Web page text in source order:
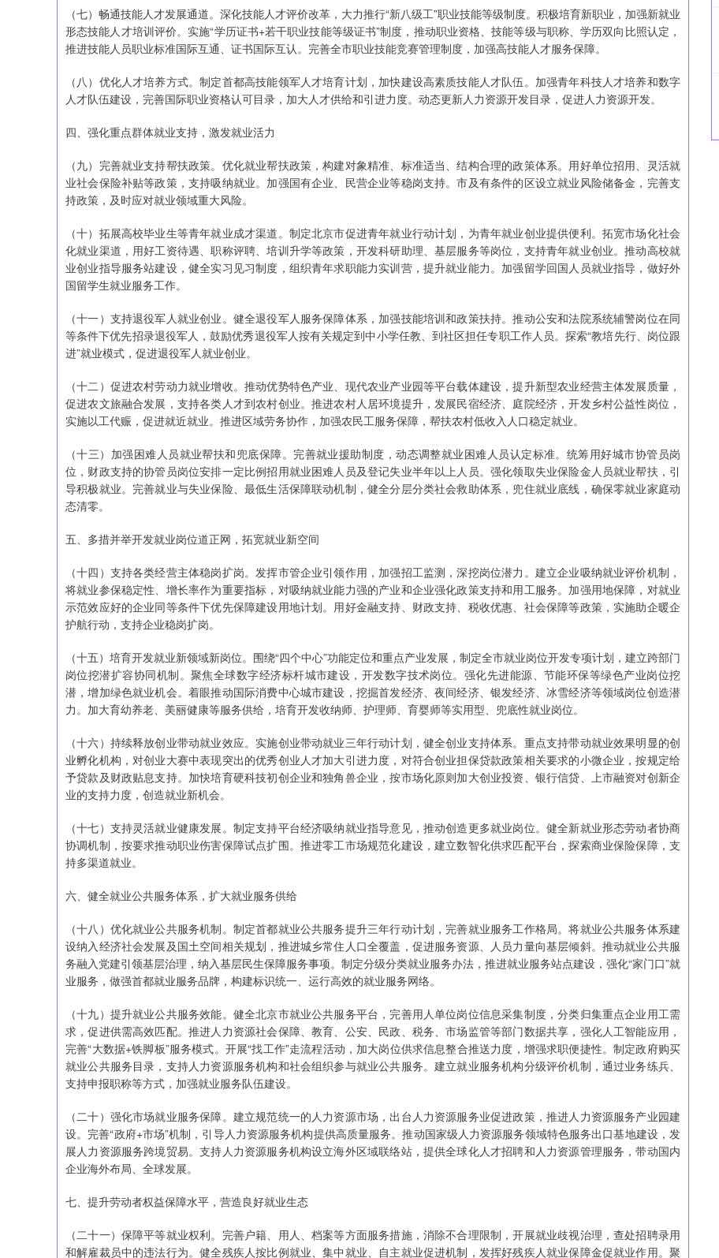
（七）畅通技能人才发展通道。深化技能人才评价改革，大力推行“新八级工”职业技能等级制度。积极培育新职业，加强新就业
形态技能人才培训评价。实施“学历证书+若干职业技能等级证书”制度，推动职业资格、技能等级与职称、学历双向比照认定，
推进技能人员职业标准国际互通、证书国际互认。完善全市职业技能竞赛管理制度，加强高技能人才服务保障。
（八）优化人才培养方式。制定首都高技能领军人才培育计划，加快建设高素质技能人才队伍。加强青年科技人才培养和数字
人才队伍建设，完善国际职业资格认可目录，加大人才供给和引进力度。动态更新人力资源开发目录，促进人力资源开发。
四、强化重点群体就业支持，激发就业活力
（九）完善就业支持帮扶政策。优化就业帮扶政策，构建对象精准、标准适当、结构合理的政策体系。用好单位招用、灵活就
业社会保险补贴等政策，支持吸纳就业。加强国有企业、民营企业等稳岗支持。市及有条件的区设立就业风险储备金，完善支
持政策，及时应对就业领域重大风险。
（十）拓展高校毕业生等青年就业成才渠道。制定北京市促进青年就业行动计划，为青年就业创业提供便利。拓宽市场化社会
化就业渠道，用好工资待遇、职称评聘、培训升学等政策，开发科研助理、基层服务等岗位，支持青年就业创业。推动高校就
业创业指导服务站建设，健全实习见习制度，组织青年求职能力实训营，提升就业能力。加强留学回国人员就业指导，做好外
国留学生就业服务工作。
（十一）支持退役军人就业创业。健全退役军人服务保障体系，加强技能培训和政策扶持。推动公安和法院系统辅警岗位在同
等条件下优先招录退役军人，鼓励优秀退役军人按有关规定到中小学任教、到社区担任专职工作人员。探索“教培先行、岗位跟
进”就业模式，促进退役军人就业创业。
（十二）促进农村劳动力就业增收。推动优势特色产业、现代农业产业园等平台载体建设，提升新型农业经营主体发展质量，
促进农文旅融合发展，支持各类人才到农村创业。推进农村人居环境提升，发展民宿经济、庭院经济，开发乡村公益性岗位，
实施以工代赈，促进就近就业。推进区域劳务协作，加强农民工服务保障，帮扶农村低收入人口稳定就业。
（十三）加强困难人员就业帮扶和兜底保障。完善就业援助制度，动态调整就业困难人员认定标准。统筹用好城市协管员岗
位，财政支持的协管员岗位安排一定比例招用就业困难人员及登记失业半年以上人员。强化领取失业保险金人员就业帮扶，引
导积极就业。完善就业与失业保险、最低生活保障联动机制，健全分层分类社会救助体系，兜住就业底线，确保零就业家庭动
态清零。
五、多措并举开发就业岗位道正网，拓宽就业新空间
（十四）支持各类经营主体稳岗扩岗。发挥市管企业引领作用，加强招工监测，深挖岗位潜力。建立企业吸纳就业评价机制，
将就业参保稳定性、增长率作为重要指标，对吸纳就业能力强的产业和企业强化政策支持和用工服务。加强用地保障，对就业
示范效应好的企业同等条件下优先保障建设用地计划。用好金融支持、财政支持、税收优惠、社会保障等政策，实施助企暖企
护航行动，支持企业稳岗扩岗。
（十五）培育开发就业新领域新岗位。围绕“四个中心”功能定位和重点产业发展，制定全市就业岗位开发专项计划，建立跨部门
岗位挖潜扩容协同机制。聚焦全球数字经济标杆城市建设，开发数字技术岗位。强化先进能源、节能环保等绿色产业岗位挖
潜，增加绿色就业机会。着眼推动国际消费中心城市建设，挖掘首发经济、夜间经济、银发经济、冰雪经济等领域岗位创造潜
力。加大育幼养老、美丽健康等服务供给，培育开发收纳师、护理师、育婴师等实用型、兜底性就业岗位。
（十六）持续释放创业带动就业效应。实施创业带动就业三年行动计划，健全创业支持体系。重点支持带动就业效果明显的创
业孵化机构，对创业大赛中表现突出的优秀创业人才加大引进力度，对符合创业担保贷款政策相关要求的小微企业，按规定给
予贷款及财政贴息支持。加快培育硬科技初创企业和独角兽企业，按市场化原则加大创业投资、银行信贷、上市融资对创新企
业的支持力度，创造就业新机会。
（十七）支持灵活就业健康发展。制定支持平台经济吸纳就业指导意见，推动创造更多就业岗位。健全新就业形态劳动者协商
协调机制，按要求推动职业伤害保障试点扩围。推进零工市场规范化建设，建立数智化供求匹配平台，探索商业保险保障，支
持多渠道就业。
六、健全就业公共服务体系，扩大就业服务供给
（十八）优化就业公共服务机制。制定首都就业公共服务提升三年行动计划，完善就业服务工作格局。将就业公共服务体系建
设纳入经济社会发展及国土空间相关规划，推进城乡常住人口全覆盖，促进服务资源、人员力量向基层倾斜。推动就业公共服
务融入党建引领基层治理，纳入基层民生保障服务事项。制定分级分类就业服务办法，推进就业服务站点建设，强化“家门口”就
业服务，做强首都就业服务品牌，构建标识统一、运行高效的就业服务网络。
（十九）提升就业公共服务效能。健全北京市就业公共服务平台，完善用人单位岗位信息采集制度，分类归集重点企业用工需
求，促进供需高效匹配。推进人力资源社会保障、教育、公安、民政、税务、市场监管等部门数据共享，强化人工智能应用，
完善“大数据+铁脚板”服务模式。开展“找工作”走流程活动，加大岗位供求信息整合推送力度，增强求职便捷性。制定政府购买
就业公共服务目录，支持人力资源服务机构和社会组织参与就业公共服务。建立就业服务机构分级评价机制，通过业务练兵、
支持申报职称等方式，加强就业服务队伍建设。
（二十）强化市场就业服务保障。建立规范统一的人力资源市场，出台人力资源服务业促进政策，推进人力资源服务产业园建
设。完善“政府+市场”机制，引导人力资源服务机构提供高质量服务。推动国家级人力资源服务领域特色服务出口基地建设，发
展人力资源服务跨境贸易。支持人力资源服务机构设立海外区域联络站，提供全球化人才招聘和人力资源管理服务，带动国内
企业海外布局、全球发展。
七、提升劳动者权益保障水平，营造良好就业生态
（二十一）保障平等就业权利。完善户籍、用人、档案等方面服务措施，消除不合理限制，开展就业歧视治理，查处招聘录用
和解雇裁员中的违法行为。健全残疾人按比例就业、集中就业、自主就业促进机制，发挥好残疾人就业保障金促就业作用。聚